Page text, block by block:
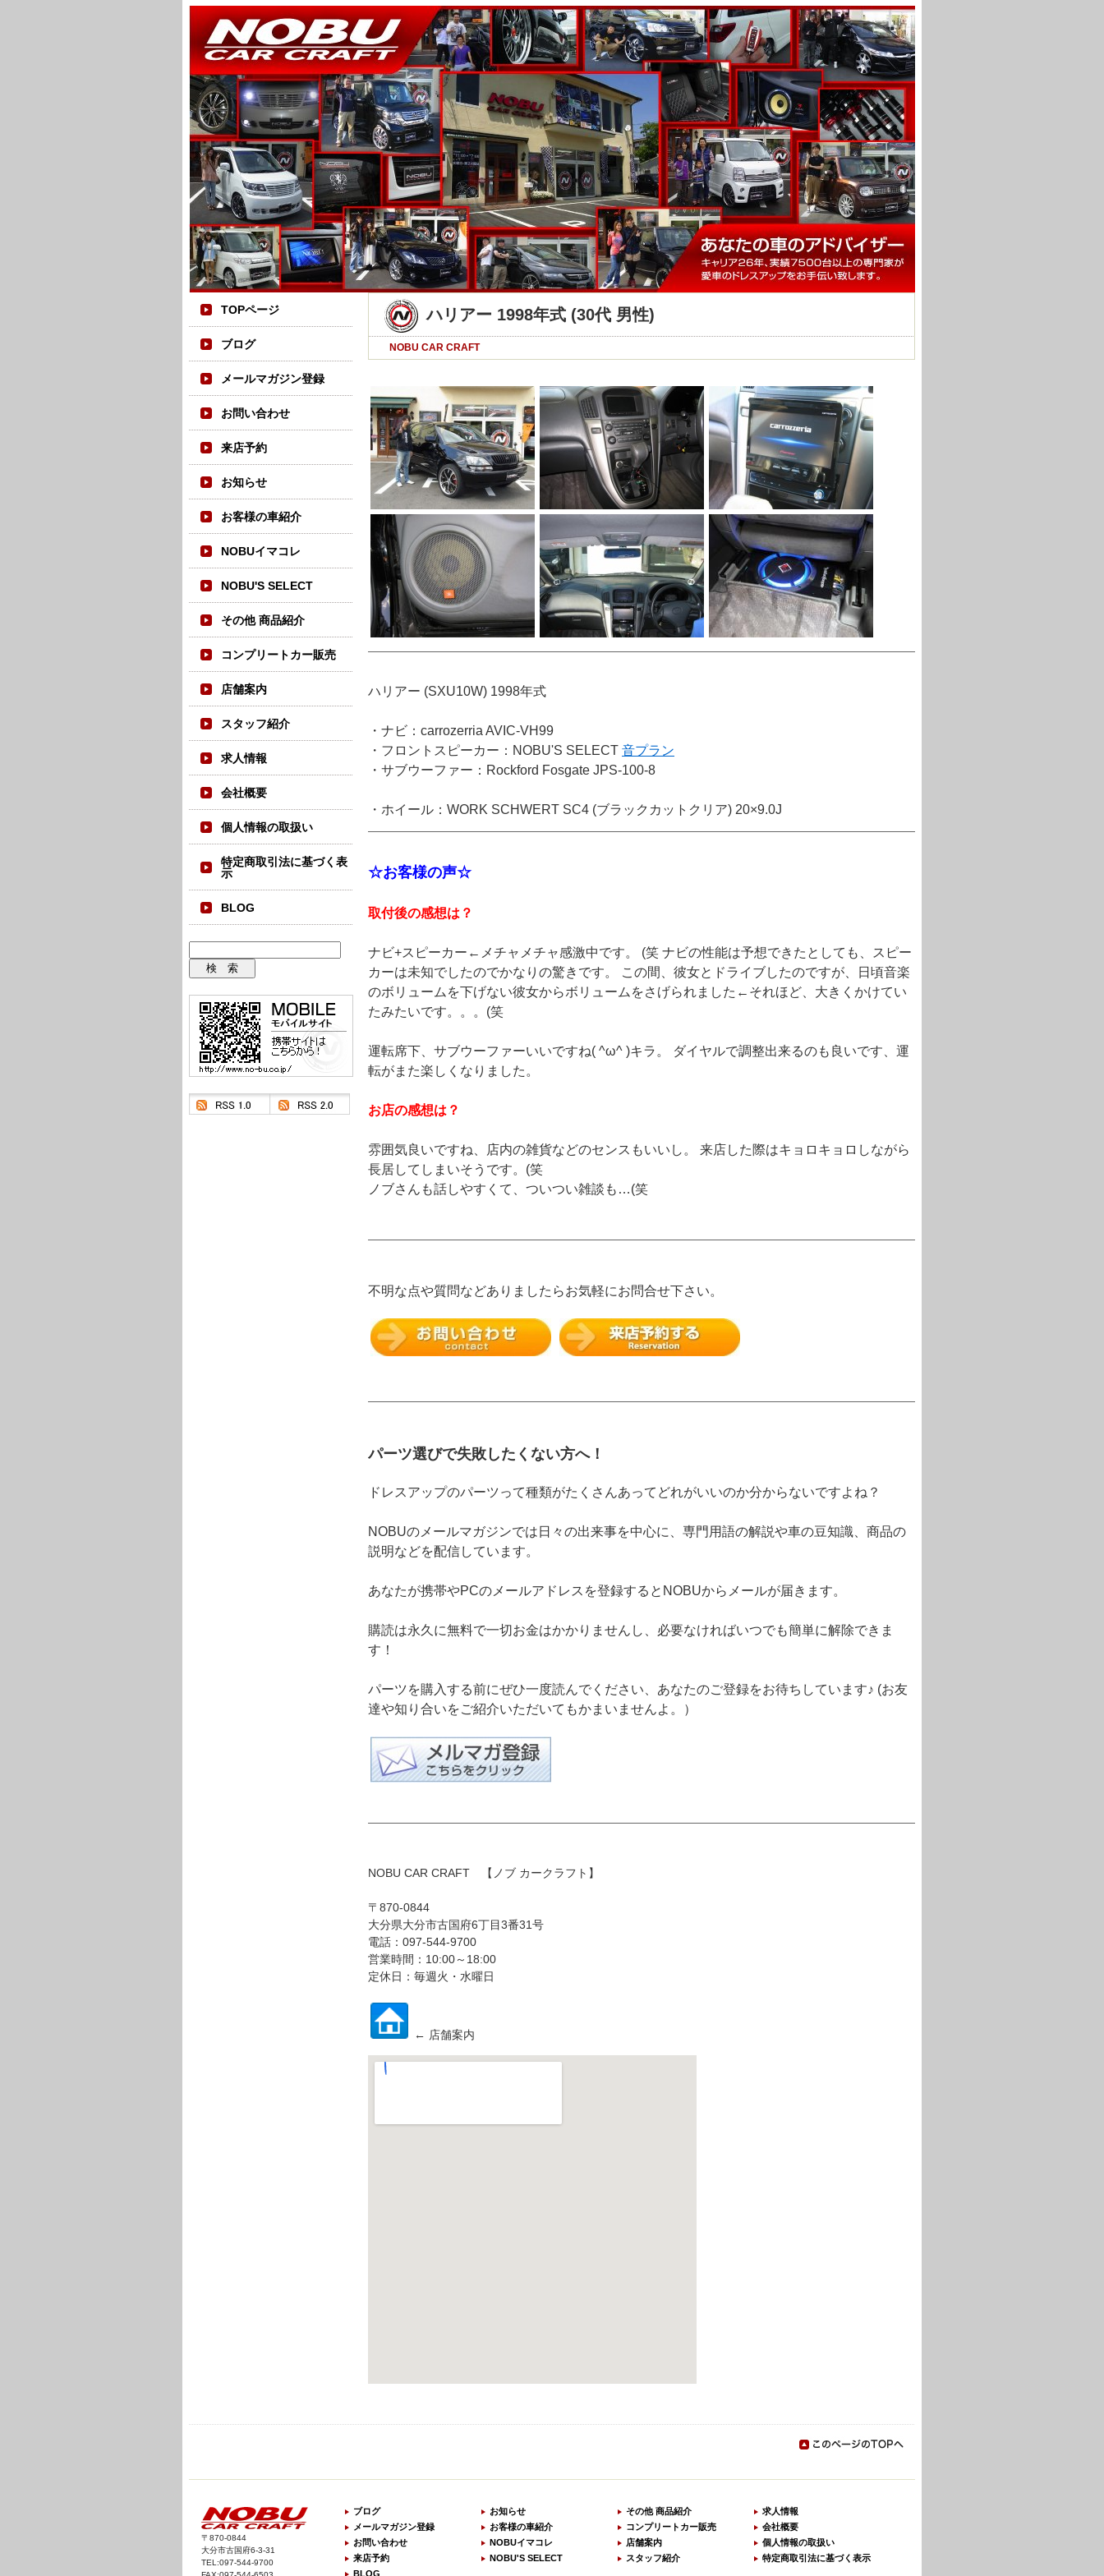
TOPページ
ブログ
メールマガジン登録
お問い合わせ
来店予約
お知らせ
お客様の車紹介
NOBUイマコレ
NOBU'S SELECT
その他 商品紹介
コンプリートカー販売
店舗案内
スタッフ紹介
求人情報
会社概要
個人情報の取扱い
特定商取引法に基づく表
示
BLOG
ハリアー 1998年式 (30代 男性)
NOBU CAR CRAFT
ハリアー (SXU10W) 1998年式
・ナビ：carrozerria AVIC-VH99
・フロントスピーカー：NOBU'S SELECT 音プラン
・サブウーファー：Rockford Fosgate JPS-100-8
・ホイール：WORK SCHWERT SC4 (ブラックカットクリア) 20×9.0J
☆お客様の声☆
取付後の感想は？
ナビ+スピーカー←メチャメチャ感激中です。 (笑 ナビの性能は予想できたとしても、スピー
カーは未知でしたのでかなりの驚きです。 この間、彼女とドライブしたのですが、日頃音楽
のボリュームを下げない彼女からボリュームをさげられました←それほど、大きくかけてい
たみたいです。。。(笑
運転席下、サブウーファーいいですね( ^ω^ )キラ。 ダイヤルで調整出来るのも良いです、運
転がまた楽しくなりました。
お店の感想は？
雰囲気良いですね、店内の雑貨などのセンスもいいし。 来店した際はキョロキョロしながら
長居してしまいそうです。(笑
ノブさんも話しやすくて、ついつい雑談も…(笑
不明な点や質問などありましたらお気軽にお問合せ下さい。
パーツ選びで失敗したくない方へ！
ドレスアップのパーツって種類がたくさんあってどれがいいのか分からないですよね？
NOBUのメールマガジンでは日々の出来事を中心に、専門用語の解説や車の豆知識、商品の
説明などを配信しています。
あなたが携帯やPCのメールアドレスを登録するとNOBUからメールが届きます。
購読は永久に無料で一切お金はかかりませんし、必要なければいつでも簡単に解除できま
す！
パーツを購入する前にぜひ一度読んでください、あなたのご登録をお待ちしています♪ (お友
達や知り合いをご紹介いただいてもかまいませんよ。）
NOBU CAR CRAFT 【ノブ カークラフト】
〒870-0844
大分県大分市古国府6丁目3番31号
電話：097-544-9700
営業時間：10:00～18:00
定休日：毎週火・水曜日
← 店舗案内
〒870-0844
大分市古国府6-3-31
TEL:097-544-9700
ブログ
メールマガジン登録
お問い合わせ
来店予約
お知らせ
お客様の車紹介
NOBUイマコレ
NOBU'S SELECT
その他 商品紹介
コンプリートカー販売
店舗案内
スタッフ紹介
求人情報
会社概要
個人情報の取扱い
特定商取引法に基づく表示
BLOG